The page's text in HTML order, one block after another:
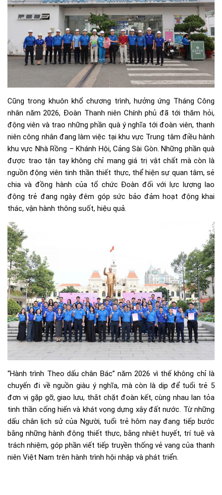
Cũng trong khuôn khổ chương trình, hưởng ứng Tháng Công
nhân năm 2026, Đoàn Thanh niên Chính phủ đã tới thăm hỏi,
động viên và trao những phần quà ý nghĩa tới đoàn viên, thanh
niên công nhân đang làm việc tại khu vực Trung tâm điều hành
khu vực Nhà Rồng – Khánh Hội, Cảng Sài Gòn. Những phần quà
được trao tận tay không chỉ mang giá trị vật chất mà còn là
nguồn động viên tinh thần thiết thực, thể hiện sự quan tâm, sẻ
chia và đồng hành của tổ chức Đoàn đối với lực lượng lao
động trẻ đang ngày đêm góp sức bảo đảm hoạt động khai
thác, vận hành thông suốt, hiệu quả.
“Hành trình Theo dấu chân Bác” năm 2026 vì thế không chỉ là
chuyến đi về nguồn giàu ý nghĩa, mà còn là dịp để tuổi trẻ 5
đơn vị gặp gỡ, giao lưu, thắt chặt đoàn kết, cùng nhau lan tỏa
tinh thần cống hiến và khát vọng dựng xây đất nước. Từ những
dấu chân lịch sử của Người, tuổi trẻ hôm nay đang tiếp bước
bằng những hành động thiết thực, bằng nhiệt huyết, trí tuệ và
trách nhiệm, góp phần viết tiếp truyền thống vẻ vang của thanh
niên Việt Nam trên hành trình hội nhập và phát triển.